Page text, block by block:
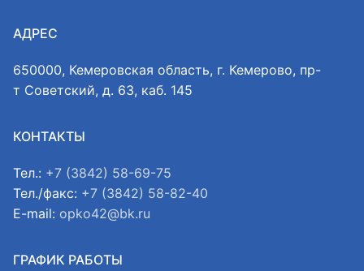
АДРЕС
650000, Кемеровская область, г. Кемерово, пр-
т Советский, д. 63, каб. 145
КОНТАКТЫ
Тел.: +7 (3842) 58-69-75
Тел./факс: +7 (3842) 58-82-40
E-mail: opko42@bk.ru
ГРАФИК РАБОТЫ